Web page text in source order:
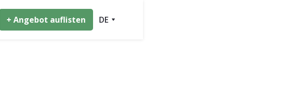
+ Angebot auflisten DE